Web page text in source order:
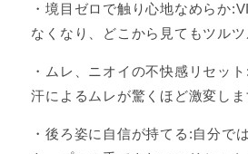
・境目ゼロで触り心地なめらか
なくなり、どこから見てもツルツ
・ムレ、ニオイの不快感リセッ
汗によるムレが驚くほど激変しま
・後ろ姿に自信が持てる:自分で